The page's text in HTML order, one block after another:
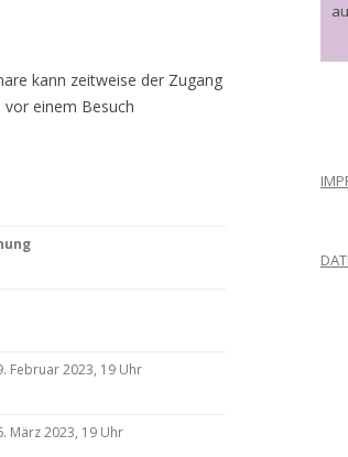
kann zeitweise der Zugang
einem Besuch
Februar 2023, 19 Uhr
März 2023, 19 Uhr